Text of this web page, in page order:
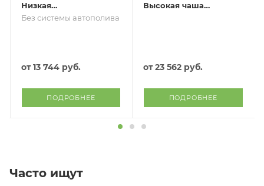
Низкая
сферическая чаша
Без системы автополива
от13 744 руб.
ПОДРОБНЕЕ
Высокая чаша
от23 562 руб.
ПОДРОБНЕЕ
Часто ищут